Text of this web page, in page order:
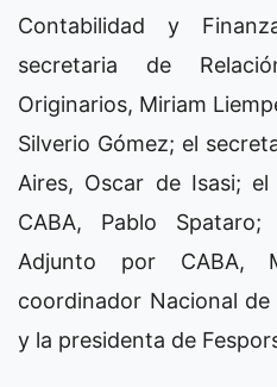
Contabilidad y
secretaria de
Originarios, Miriam
Silverio Gómez; el
Aires, Oscar de Isasi;
CABA, Pablo
Adjunto por CABA,
coordinador Nacional de
y la presidenta de